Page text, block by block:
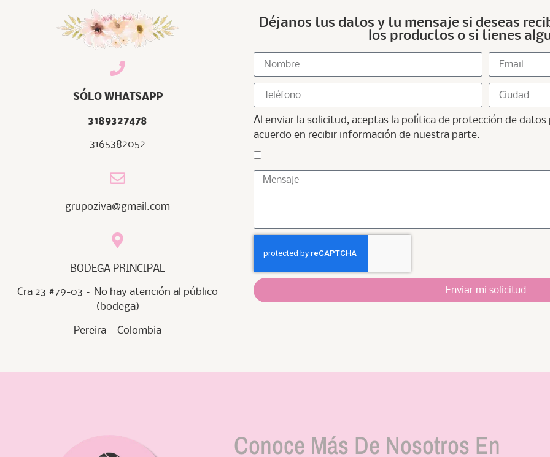
SÓLO WHATSAPP
3189327478
3165382052
grupoziva@gmail.com
BODEGA PRINCIPAL
Cra 23 #79-03 – No hay atención al público
(bodega)
Pereira – Colombia
Déjanos tus datos y tu mensaje si deseas
los productos o si tienes
Al enviar la solicitud, aceptas la política de protección de datos
acuerdo en recibir información de nuestra parte.
Enviar mi solicitud
Conoce Más De Nosotros En